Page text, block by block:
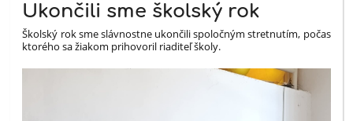
Ukončili sme školský rok
Školský rok sme slávnostne ukončili spoločným stretnutím, počas
ktorého sa žiakom prihovoril riaditeľ školy.